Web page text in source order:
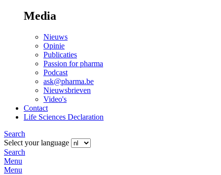
Media
Nieuws
Opinie
Publicaties
Passion for pharma
Podcast
ask@pharma.be
Nieuwsbrieven
Video's
Contact
Life Sciences Declaration
Search
Select your language
Search
Menu
Menu